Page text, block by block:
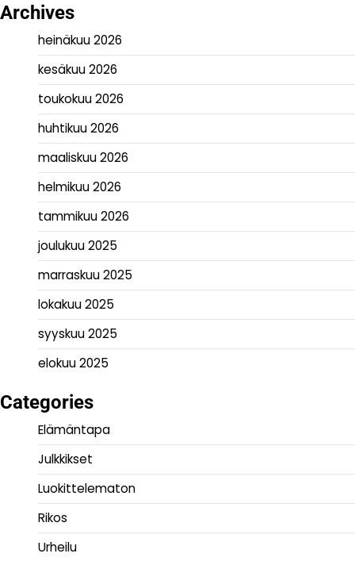
Archives
heinäkuu 2026
kesäkuu 2026
toukokuu 2026
huhtikuu 2026
maaliskuu 2026
helmikuu 2026
tammikuu 2026
joulukuu 2025
marraskuu 2025
lokakuu 2025
syyskuu 2025
elokuu 2025
Categories
Elämäntapa
Julkkikset
Luokittelematon
Rikos
Urheilu